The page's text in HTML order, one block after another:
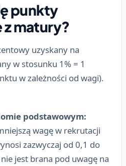
punkty
matury?
uzyskany na
w stosunku 1% = 1
w zależności od wagi).
podstawowym:
wagę w rekrutacji
zazwyczaj od 0,1 do
jest brana pod uwagę na